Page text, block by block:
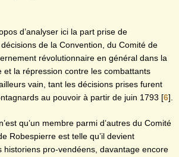
d’analyser ici la part prise de
de la Convention, du Comité de
révolutionnaire en général dans la
et la répression contre les combattants
vain, tant les décisions prises furent
au pouvoir à partir de juin 1793 [6]
qu’un membre parmi d’autres du Comité
Robespierre est telle qu’il devient
historiens pro-vendéens, davantage encore